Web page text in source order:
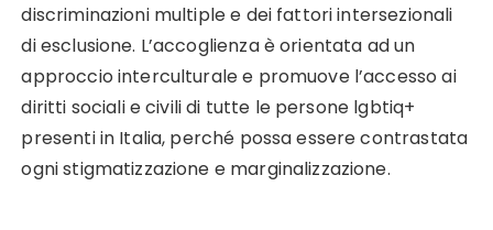
discriminazioni multiple e dei fattori intersezionali
di esclusione. L’accoglienza è orientata ad un
approccio interculturale e promuove l’accesso ai
diritti sociali e civili di tutte le persone lgbtiq+
presenti in Italia, perché possa essere contrastata
ogni stigmatizzazione e marginalizzazione.